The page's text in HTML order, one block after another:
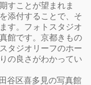
すことが望まれま
添付することで、そ
す。フォトスタジオ
館です。京都きもの
タジオリーフのホー
の良さがわかってい
谷区喜多見の写真館